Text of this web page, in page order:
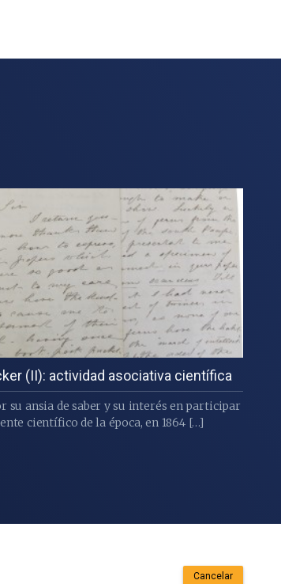
(II): actividad asociativa científica
su ansia de saber y su interés en participar
científico de la época, en 1864 […]
Cancelar